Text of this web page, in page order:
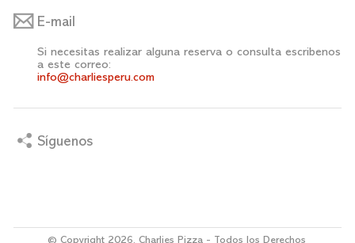
E-mail
Si necesitas realizar alguna reserva o consulta escribenos
a este correo:
info@charliesperu.com
Síguenos
© Copyright 2026, Charlies Pizza - Todos los Derechos